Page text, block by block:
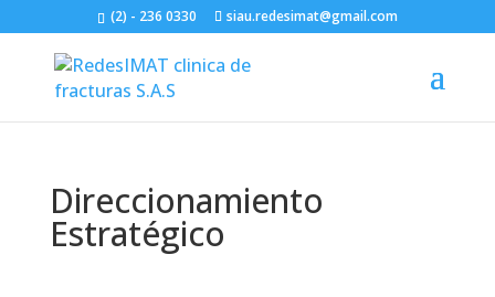
(2) - 236 0330 siau.redesimat@gmail.com
Direccionamiento
Estratégico